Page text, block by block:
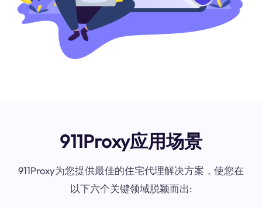
911Proxy应用场景
911Proxy为您提供最佳的住宅代理解决方案，使您在
以下六个关键领域脱颖而出: